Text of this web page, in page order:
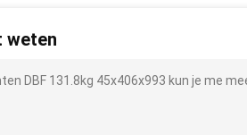
weten
DBF 131.8kg 45x406x993 kun je me